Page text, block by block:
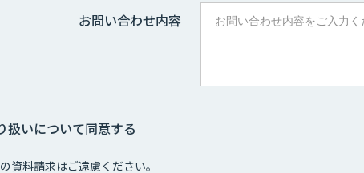
お問い合わせ内容
扱いについて同意する
資料請求はご遠慮ください。